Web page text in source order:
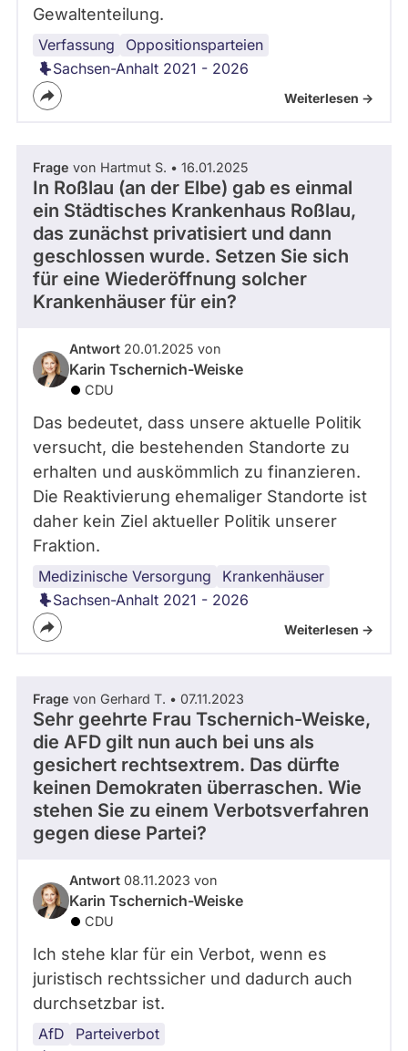
Gewaltenteilung.
Verfassung
Oppositionsparteien
Sachsen-Anhalt 2021 - 2026
Weiterlesen ->
Frage von Hartmut S. • 16.01.2025
In Roßlau (an der Elbe) gab es einmal
ein Städtisches Krankenhaus Roßlau,
das zunächst privatisiert und dann
geschlossen wurde. Setzen Sie sich
für eine Wiederöffnung solcher
Krankenhäuser für ein?
Antwort 20.01.2025 von
Karin Tschernich-Weiske
CDU
Das bedeutet, dass unsere aktuelle Politik
versucht, die bestehenden Standorte zu
erhalten und auskömmlich zu finanzieren.
Die Reaktivierung ehemaliger Standorte ist
daher kein Ziel aktueller Politik unserer
Fraktion.
Medizinische Versorgung
Krankenhäuser
Sachsen-Anhalt 2021 - 2026
Weiterlesen ->
Frage von Gerhard T. • 07.11.2023
Sehr geehrte Frau Tschernich-Weiske,
die AFD gilt nun auch bei uns als
gesichert rechtsextrem. Das dürfte
keinen Demokraten überraschen. Wie
stehen Sie zu einem Verbotsverfahren
gegen diese Partei?
Antwort 08.11.2023 von
Karin Tschernich-Weiske
CDU
Ich stehe klar für ein Verbot, wenn es
juristisch rechtssicher und dadurch auch
durchsetzbar ist.
AfD
Parteiverbot